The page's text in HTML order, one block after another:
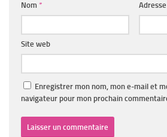
Nom *
Site web
Enregistrer mon nom, mon e-mail et
navigateur pour mon prochain